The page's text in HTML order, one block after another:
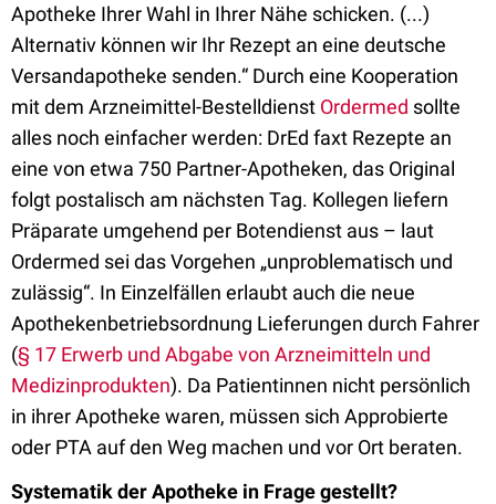
Apotheke Ihrer Wahl in Ihrer Nähe schicken. (...)
Alternativ können wir Ihr Rezept an eine deutsche
Versandapotheke senden.“ Durch eine Kooperation
mit dem Arzneimittel-Bestelldienst Ordermed sollte
alles noch einfacher werden: DrEd faxt Rezepte an
eine von etwa 750 Partner-Apotheken, das Original
folgt postalisch am nächsten Tag. Kollegen liefern
Präparate umgehend per Botendienst aus – laut
Ordermed sei das Vorgehen „unproblematisch und
zulässig“. In Einzelfällen erlaubt auch die neue
Apothekenbetriebsordnung Lieferungen durch Fahrer
(§ 17 Erwerb und Abgabe von Arzneimitteln und
Medizinprodukten). Da Patientinnen nicht persönlich
in ihrer Apotheke waren, müssen sich Approbierte
oder PTA auf den Weg machen und vor Ort beraten.
Systematik der Apotheke in Frage gestellt?